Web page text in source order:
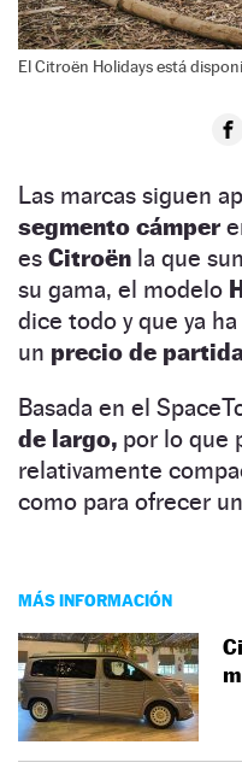
El Citroën Holidays está
Las marcas siguen
segmento cámper
es Citroën la que
su gama, el modelo
dice todo y que ya
un precio de
Basada en el
de largo, por lo que
relativamente
como para ofrecer
MÁS INFORMACIÓN